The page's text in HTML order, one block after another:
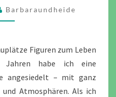
SCHAUPLÄTZE
FIGUREN
LEBEN
ERWECKEN
Barbaraundheide
Figuren zum Leben
Jahren habe ich eine
angesiedelt – mit ganz
und Atmosphären. Als ich